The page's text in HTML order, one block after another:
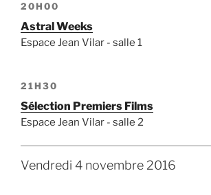
20H00
Astral Weeks
Espace Jean Vilar - salle 1
21H30
Sélection Premiers Films
Espace Jean Vilar - salle 2
Vendredi 4 novembre 2016